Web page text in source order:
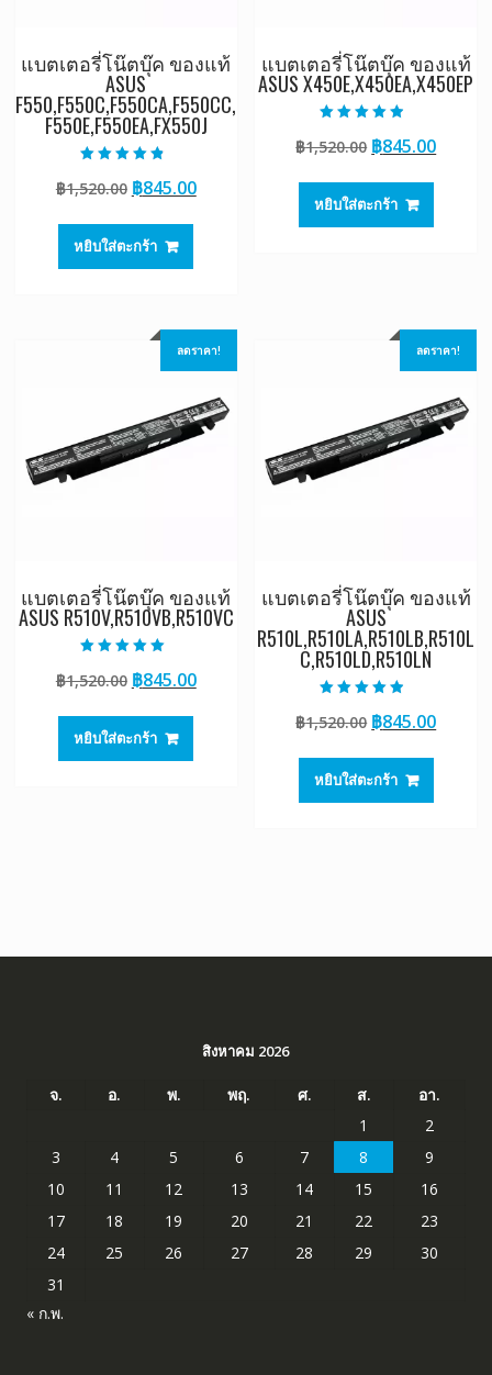
แบตเตอรี่โน๊ตบุ๊ค ของแท้
ASUS
F550,F550C,F550CA,F550CC,
F550E,F550EA,FX550J
4.50
ตั้งแต่ 1-5
฿1,520.00 Original
was:
฿1,520.00.
฿845.00Current
หยิบใส่ตะกร้า
แบตเตอรี่โน๊ตบุ๊ค ของแท้
ASUS X450E,X450EA,X450EP
4.50
ตั้งแต่ 1-5
฿1,520.00 Original
was:
฿1,520.00.
฿845.00
หยิบใส่ตะกร้า
ลดราคา!
แบตเตอรี่โน๊ตบุ๊ค ของแท้
ASUS R510V,R510VB,R510VC
5.00
ตั้งแต่ 1-5
฿1,520.00 Original
was:
฿1,520.00.
฿845.00Current
หยิบใส่ตะกร้า
ลดราคา!
แบตเตอรี่โน๊ตบุ๊ค ของแท้
ASUS
R510L,R510LA,R510LB,R510L
C,R510LD,R510LN
4.50
ตั้งแต่ 1-5
฿1,520.00 Original
was:
฿1,520.00.
฿845.00
หยิบใส่ตะกร้า
สิงหาคม 2026
จ. อ. พ. พฤ. ศ. ส.
อา.
1
2
3
4 5 6 7 8
9
10
11 12 13 14 15
16
17
18 19 20 21 22
23
24
25 26 27 28 29
30
31
« ก.พ.